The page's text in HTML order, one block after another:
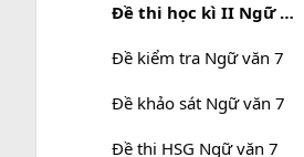
Đề thi học kì II Ngữ văn 7
Đề kiểm tra Ngữ văn 7
Đề khảo sát Ngữ văn 7
Đề thi HSG Ngữ văn 7